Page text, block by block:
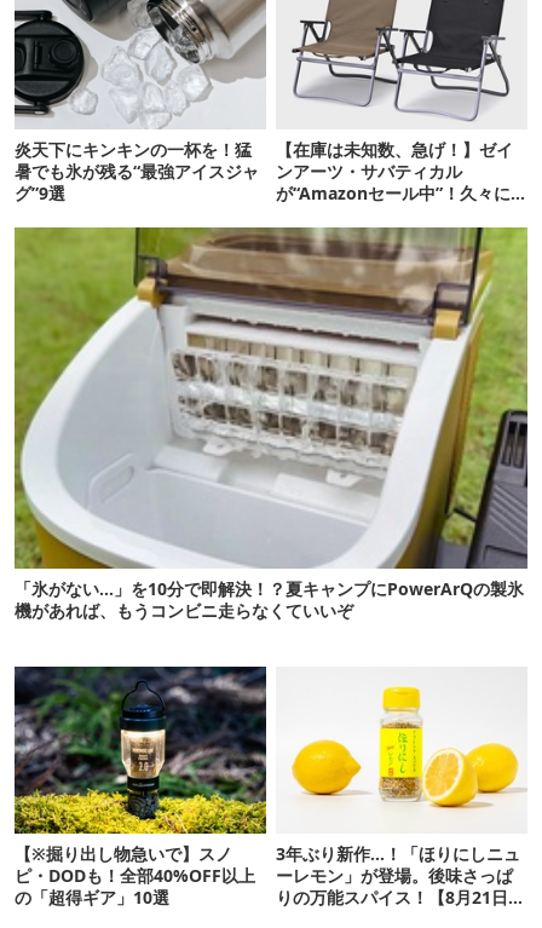
炎天下にキンキンの一杯を！猛
暑でも氷が残る“最強アイスジャ
グ”9選
【在庫は未知数、急げ！】ゼイ
ンアーツ・サバティカル
が“Amazonセール中”！久々に
「氷がない…」を10分で即解決！？夏キャンプにPowerArQの製氷
機があれば、もうコンビニ走らなくていいぞ
【※掘り出し物急いで】スノ
ピ・DODも！全部40%OFF以上
の「超得ギア」10選
3年ぶり新作…！「ほりにしニュ
ーレモン」が登場。後味さっぱ
りの万能スパイス！【8月21日発